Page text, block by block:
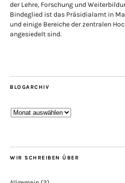
der Lehre, Forschung und
Bindeglied ist das Präsidialamt in
und einige Bereiche der zentralen
angesiedelt sind.
BLOGARCHIV
Blogarchiv
WIR SCHREIBEN ÜBER